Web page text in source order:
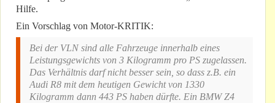
Hilfe.
Ein Vorschlag von Motor-KRITIK:
Bei der VLN sind alle Fahrzeuge innerhalb eines
Leistungsgewichts von 3 Kilogramm pro PS zugelassen.
Das Verhältnis darf nicht besser sein, so dass z.B. ein
Audi R8 mit dem heutigen Gewicht von 1330
Kilogramm dann 443 PS haben dürfte. Ein BMW Z4